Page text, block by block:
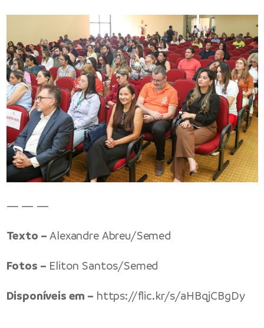
— — —
Texto – Alexandre Abreu/Semed
Fotos – Eliton Santos/Semed
Disponíveis em – https://flic.kr/s/aHBqjCBgDy